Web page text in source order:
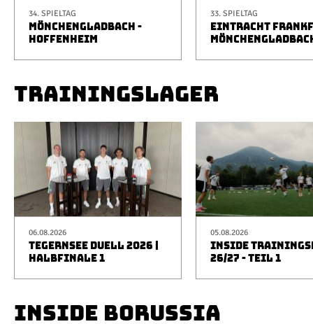
34. SPIELTAG
MÖNCHENGLADBACH -
HOFFENHEIM
33. SPIELTAG
EINTRACHT
TRAININGSLAGER
06.08.2026
TEGERNSEE DUELL 2026 |
HALBFINALE 1
05.08.2026
INSIDE
26/27 - TEIL 1
INSIDE BORUSSIA